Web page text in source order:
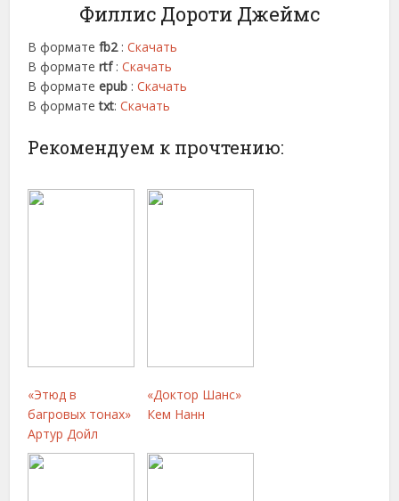
Филлис Дороти Джеймс
В форматеfb2:Скачать
В форматеrtf :Скачать
В форматеepub :Скачать
В форматеtxt:Скачать
Рекомендуем к прочтению:
«Этюд в
багровых тонах»
Артур Дойл
«Доктор Шанс»
Кем Нанн